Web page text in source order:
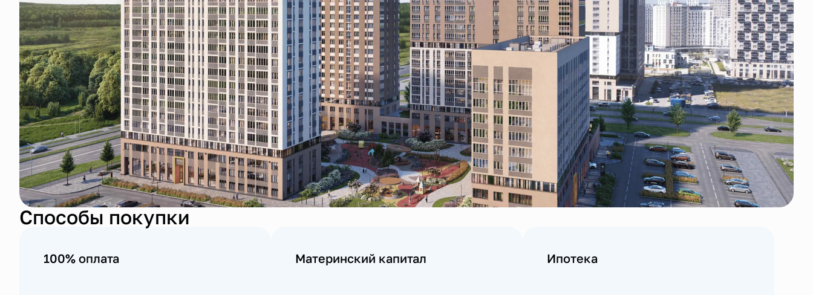
Способы покупки
100% оплата Материнский капитал Ипотека